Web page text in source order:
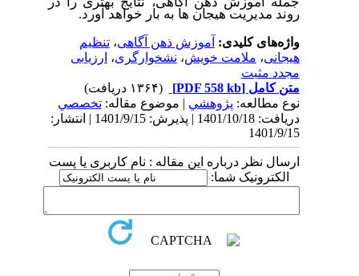
روند مدیریت هیجان ها به بار خواهد آورد .
واژه‌های کلیدی:آموزش ذهن آگاهی،تنظیم
هیجانی،ملامت خویش،نشخوارگری،ارزیابی
مجدد مثبت
متن کامل[PDF 558 kb]
نوع مطالعه:پژوهشي| موضوع مقاله:تخصصي
دریافت: 1401/10/18 | پذیرش: 1401/9/15 | انتشار:
1401/9/15
ارسال نظر درباره این مقاله : نام کاربری یا پست
الکترونیک شما: